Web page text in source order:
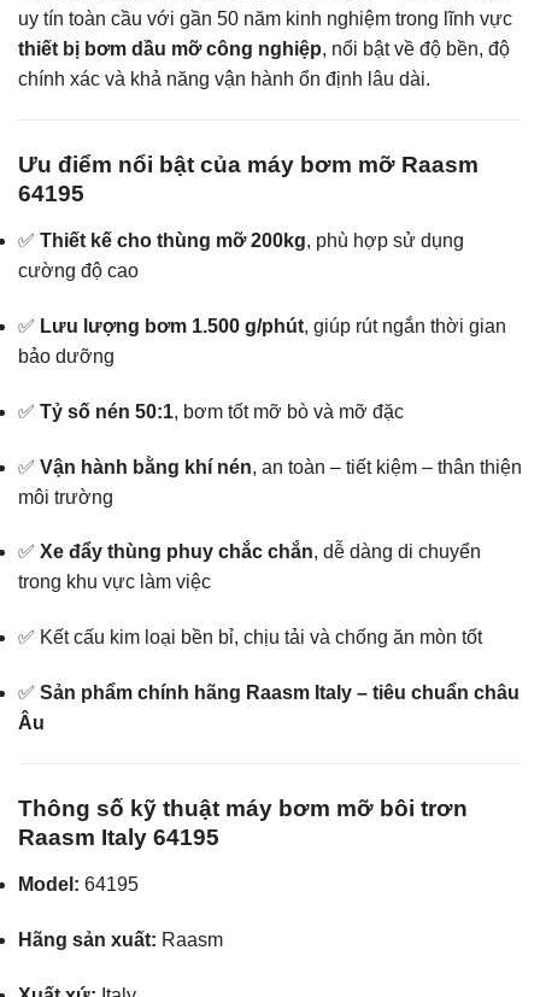
uy tín toàn cầu với gần 50 năm kinh nghiệm trong lĩnh vực
thiết bị bơm dầu mỡ công nghiệp, nổi bật về độ bền, độ
chính xác và khả năng vận hành ổn định lâu dài.
Ưu điểm nổi bật của máy bơm mỡ Raasm
64195
✅ Thiết kế cho thùng mỡ 200kg, phù hợp sử dụng
cường độ cao
✅ Lưu lượng bơm 1.500 g/phút, giúp rút ngắn thời gian
bảo dưỡng
✅ Tỷ số nén 50:1, bơm tốt mỡ bò và mỡ đặc
✅ Vận hành bằng khí nén, an toàn – tiết kiệm – thân thiện
môi trường
✅ Xe đẩy thùng phuy chắc chắn, dễ dàng di chuyển
trong khu vực làm việc
✅ Kết cấu kim loại bền bỉ, chịu tải và chống ăn mòn tốt
✅ Sản phẩm chính hãng Raasm Italy – tiêu chuẩn châu
Âu
Thông số kỹ thuật máy bơm mỡ bôi trơn
Raasm Italy 64195
Model: 64195
Hãng sản xuất: Raasm